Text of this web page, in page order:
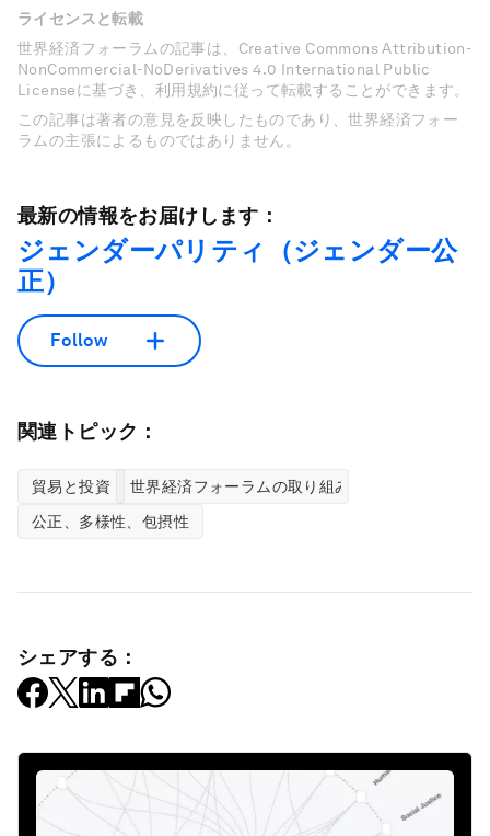
ライセンスと転載
世界経済フォーラムの記事は、Creative Commons Attribution-
NonCommercial-NoDerivatives 4.0 International Public
Licenseに基づき、利用規約に従って転載することができます。
この記事は著者の意見を反映したものであり、世界経済フォー
ラムの主張によるものではありません。
最新の情報をお届けします：
ジェンダーパリティ（ジェンダー公
正）
Follow
関連トピック：
貿易と投資
世界経済フォーラムの取り組み
公正、多様性、包摂性
シェアする：